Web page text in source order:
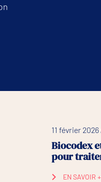
11 février
Biocodex
pour
EN SAVOIR +